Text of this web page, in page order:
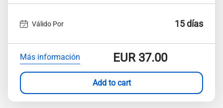
Válido Por 15 días
Más información EUR37.00
Add to cart